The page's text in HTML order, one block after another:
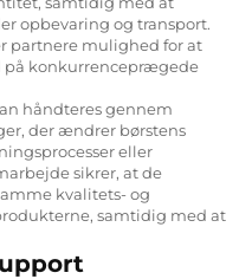
opbevaring og transport.
partnere mulighed for at
konkurrenceprægede
håndteres gennem
der ændrer børstens
eller
sikrer, at de
kvalitets- og
samtidig med at